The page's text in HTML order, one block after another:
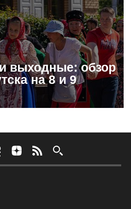
выходные: обзор
на 8 и 9